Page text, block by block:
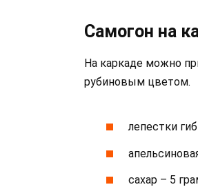
Самогон на
На каркаде можно
рубиновым цветом.
лепестки
сахар – 5